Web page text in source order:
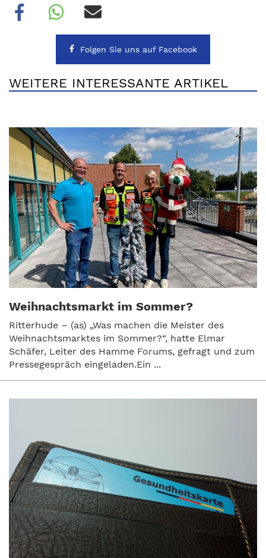
Folgen Sie uns auf Facebook
WEITERE INTERESSANTE ARTIKEL
Weihnachtsmarkt im Sommer?
Ritterhude – (as) „Was machen die Meister des
Weihnachtsmarktes im Sommer?“, hatte Elmar
Schäfer, Leiter des Hamme Forums, gefragt und zum
Pressegespräch eingeladen.Ein ...